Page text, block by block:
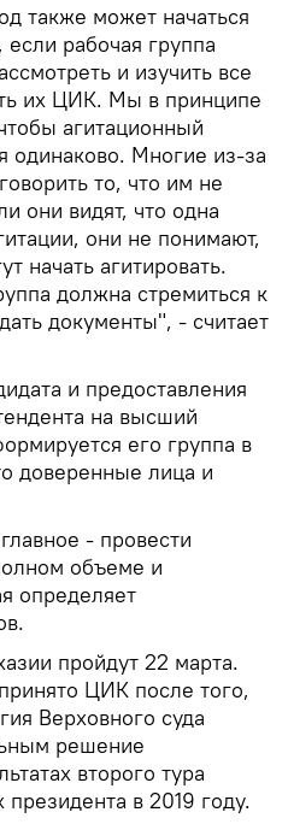
также может начаться
рабочая группа
и изучить все
их ЦИК. Мы в принципе
агитационный
одинаково. Многие из-за
то, что им не
они видят, что одна
они не понимают,
начать агитировать.
должна стремиться к
документы", - считает
и предоставления
на высший
его группа в
доверенные лица и
- провести
объеме и
определяет
пройдут 22 марта.
ЦИК после того,
Верховного суда
решение
второго тура
в 2019 году.